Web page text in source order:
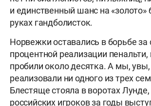
и единственный шанс на «золото»
руках гандболисток.
Норвежки оставались в борьбе за
процентной реализации
пробили около десятка. А мы, увы,
реализовали ни одного из трех
Блестяще стояла в воротах
российских игроков за годы